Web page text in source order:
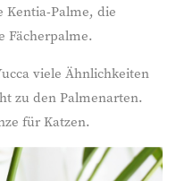
Kentia-Palme, die
Fächerpalme.
viele Ähnlichkeiten
zu den Palmenarten.
für Katzen.